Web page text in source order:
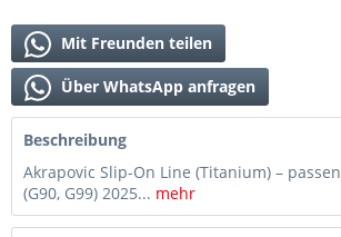
Mit Freunden teilen
Über WhatsApp anfragen
Beschreibung
Akrapovic Slip-On Line (Titanium) –
(G90, G99) 2025... mehr